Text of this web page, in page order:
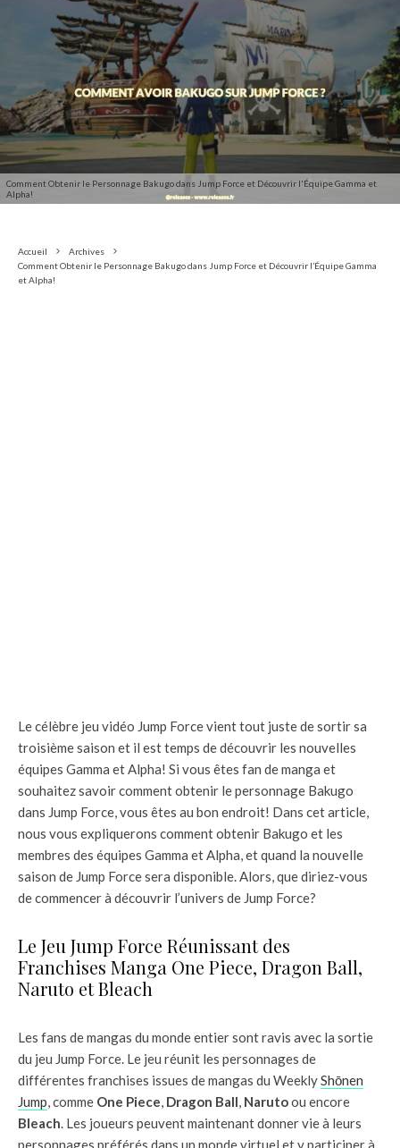
Comment Obtenir le Personnage Bakugo dans Jump Force et Découvrir l'Équipe Gamma et
Alpha!
Accueil
Archives
Comment Obtenir le Personnage Bakugo dans Jump Force et Découvrir l’Équipe Gamma
et Alpha!
Le célèbre jeu vidéo Jump Force vient tout juste de sortir sa
troisième saison et il est temps de découvrir les nouvelles
équipes Gamma et Alpha! Si vous êtes fan de manga et
souhaitez savoir comment obtenir le personnage Bakugo
dans Jump Force, vous êtes au bon endroit! Dans cet article,
nous vous expliquerons comment obtenir Bakugo et les
membres des équipes Gamma et Alpha, et quand la nouvelle
saison de Jump Force sera disponible. Alors, que diriez-vous
de commencer à découvrir l’univers de Jump Force?
Le Jeu Jump Force Réunissant des
Franchises Manga One Piece, Dragon Ball,
Naruto et Bleach
Les fans de mangas du monde entier sont ravis avec la sortie
du jeu Jump Force. Le jeu réunit les personnages de
différentes franchises issues de mangas du WeeklyShōnen
Jump, comme One Piece, Dragon Ball, Narutoou encore
Bleach. Les joueurs peuvent maintenant donner vie à leurs
personnages préférés dans un monde virtuel et y participer à